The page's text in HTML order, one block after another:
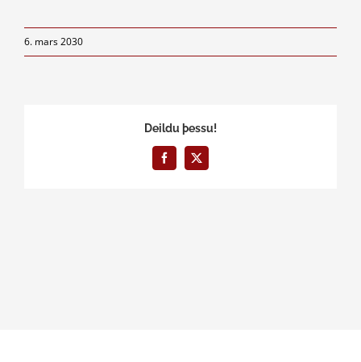
6. mars 2030
Deildu þessu!
Facebook
X